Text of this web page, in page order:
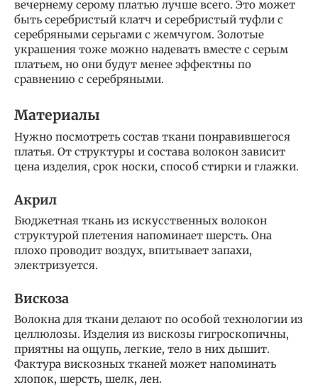
вечернему серому платью лучше всего. Это может
быть серебристый клатч и серебристый туфли с
серебряными серьгами с жемчугом. Золотые
украшения тоже можно надевать вместе с серым
платьем, но они будут менее эффектны по
сравнению с серебряными.
Материалы
Нужно посмотреть состав ткани понравившегося
платья. От структуры и состава волокон зависит
цена изделия, срок носки, способ стирки и глажки.
Акрил
Бюджетная ткань из искусственных волокон
структурой плетения напоминает шерсть. Она
плохо проводит воздух, впитывает запахи,
электризуется.
Вискоза
Волокна для ткани делают по особой технологии из
целлюлозы. Изделия из вискозы гигроскопичны,
приятны на ощупь, легкие, тело в них дышит.
Фактура вискозных тканей может напоминать
хлопок, шерсть, шелк, лен.